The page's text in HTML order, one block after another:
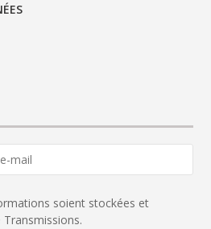
soient stockées et